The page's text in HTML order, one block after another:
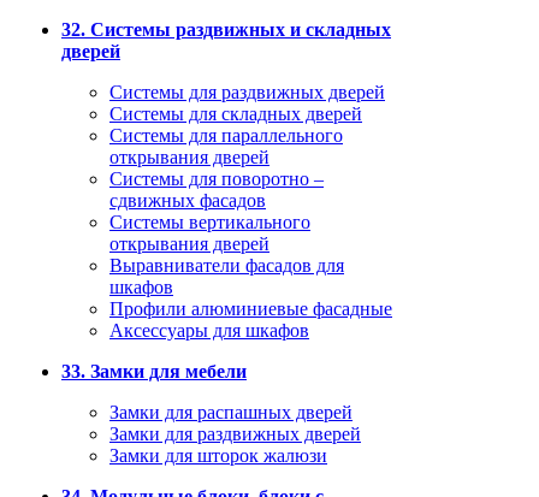
32. Системы раздвижных и складных
дверей
Системы для раздвижных дверей
Системы для складных дверей
Системы для параллельного
открывания дверей
Системы для поворотно –
сдвижных фасадов
Системы вертикального
открывания дверей
Выравниватели фасадов для
шкафов
Профили алюминиевые фасадные
Аксессуары для шкафов
33. Замки для мебели
Замки для распашных дверей
Замки для раздвижных дверей
Замки для шторок жалюзи